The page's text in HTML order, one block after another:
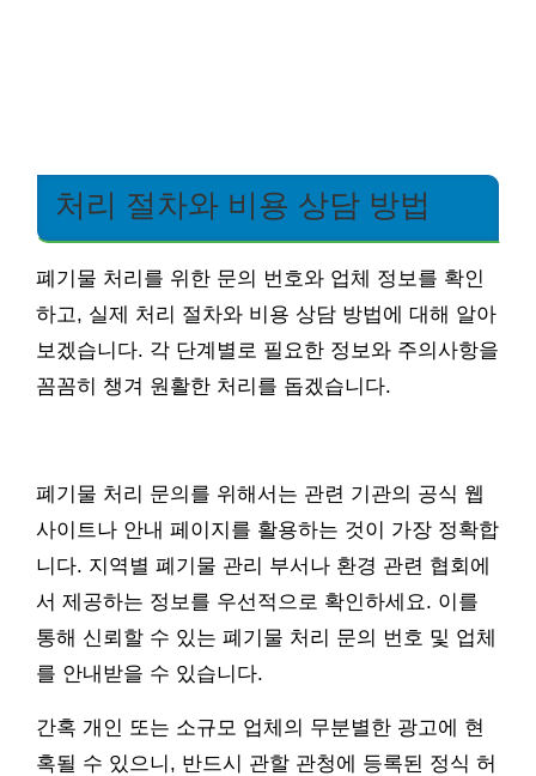
처리 절차와 비용 상담 방법
폐기물 처리를 위한 문의 번호와 업체 정보를 확인
하고, 실제 처리 절차와 비용 상담 방법에 대해 알아
보겠습니다. 각 단계별로 필요한 정보와 주의사항을
꼼꼼히 챙겨 원활한 처리를 돕겠습니다.
폐기물 처리 문의를 위해서는 관련 기관의 공식 웹
사이트나 안내 페이지를 활용하는 것이 가장 정확합
니다. 지역별 폐기물 관리 부서나 환경 관련 협회에
서 제공하는 정보를 우선적으로 확인하세요. 이를
통해 신뢰할 수 있는 폐기물 처리 문의 번호 및 업체
를 안내받을 수 있습니다.
간혹 개인 또는 소규모 업체의 무분별한 광고에 현
혹될 수 있으니, 반드시 관할 관청에 등록된 정식 허